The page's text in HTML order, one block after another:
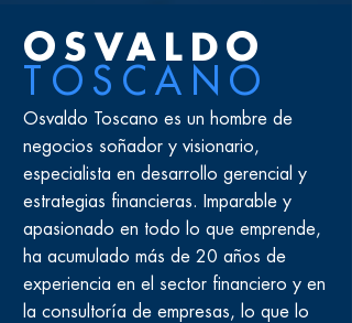
OSVALD O
TOSCAN O
Osvaldo Toscano es un hombre de
negocios soñador y visionario,
especialista en desarrollo gerencial y
estrategias financieras. Imparable y
apasionado en todo lo que emprende,
ha acumulado más de 20 años de
experiencia en el sector financiero y en
la consultoría de empresas, lo que lo